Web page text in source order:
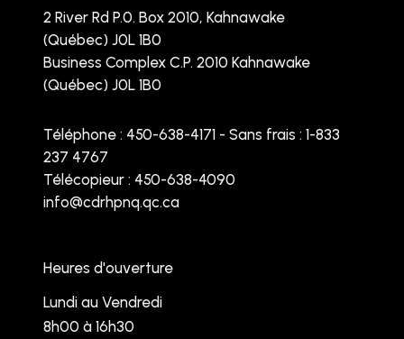
2 River Rd P.0. Box 2010, Kahnawake
(Québec) J0L 1B0
Business Complex C.P. 2010 Kahnawake
(Québec) J0L 1B0
Téléphone : 450-638-4171 - Sans frais : 1-833
237 4767
Télécopieur : 450-638-4090
info@cdrhpnq.qc.ca
Heures d'ouverture
Lundi au Vendredi
8h00 à 16h30